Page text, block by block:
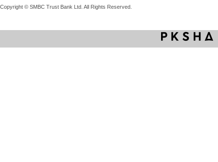
Copyright © SMBC Trust Bank Ltd. All Rights Reserved.